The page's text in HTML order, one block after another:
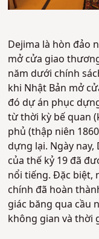
Dejima là hòn đảo
mở cửa giao
năm dưới chính
khi Nhật Bản mở
đó dự án phục
từ thời kỳ bế quan
phủ (thập niên
dựng lại. Ngày
của thế kỷ 19 đã
nổi tiếng. Đặc biệt,
chính đã hoàn
giác băng qua cầu
không gian và thời